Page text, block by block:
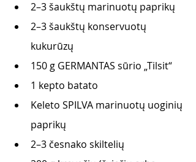
2–3 šaukštų marinuotų paprikų
2–3 šaukštų konservuotų
kukurūzų
150 g GERMANTAS sūrio „Tilsit“
1 kepto batato
Keleto SPILVA marinuotų uoginių
paprikų
2–3 česnako skiltelių